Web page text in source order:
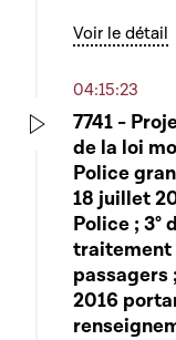
Voir le détail
04:15:23
7741 -
de la loi
Police
18 juillet
Police ; 3°
traitement
passagers
2016